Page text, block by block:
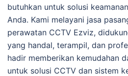
butuhkan untuk solusi
Anda. Kami melayani jasa
perawatan CCTV Ezviz,
yang handal, terampil, dan
hadir memberikan kemudahan
untuk solusi CCTV dan sistem